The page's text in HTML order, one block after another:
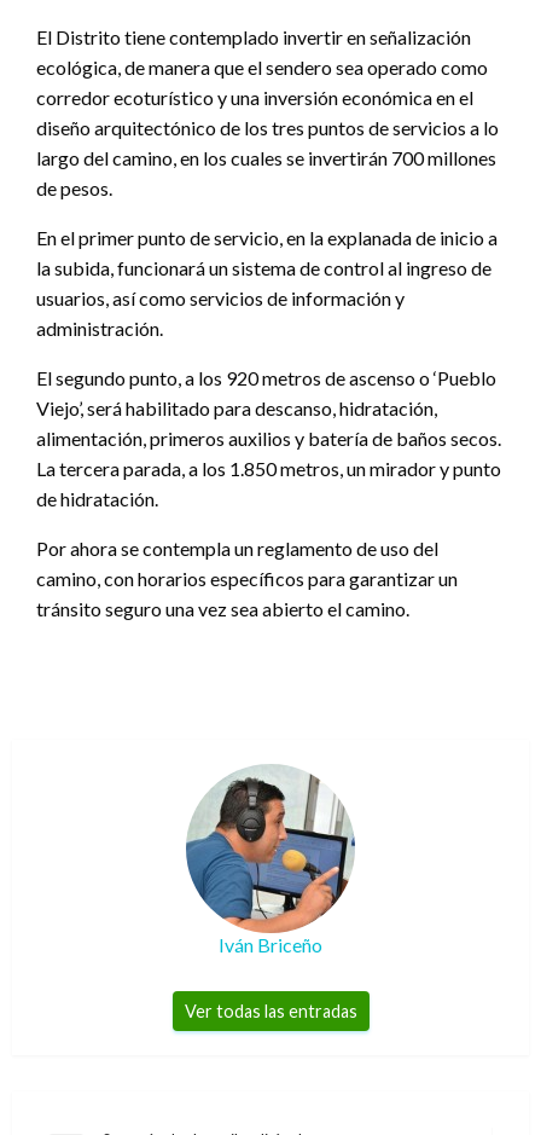
El Distrito tiene contemplado invertir en señalización
ecológica, de manera que el sendero sea operado como
corredor ecoturístico y una inversión económica en el
diseño arquitectónico de los tres puntos de servicios a lo
largo del camino, en los cuales se invertirán 700 millones
de pesos.
En el primer punto de servicio, en la explanada de inicio a
la subida, funcionará un sistema de control al ingreso de
usuarios, así como servicios de información y
administración.
El segundo punto, a los 920 metros de ascenso o ‘Pueblo
Viejo’, será habilitado para descanso, hidratación,
alimentación, primeros auxilios y batería de baños secos.
La tercera parada, a los 1.850 metros, un mirador y punto
de hidratación.
Por ahora se contempla un reglamento de uso del
camino, con horarios específicos para garantizar un
tránsito seguro una vez sea abierto el camino.
Iván Briceño
Ver todas las entradas